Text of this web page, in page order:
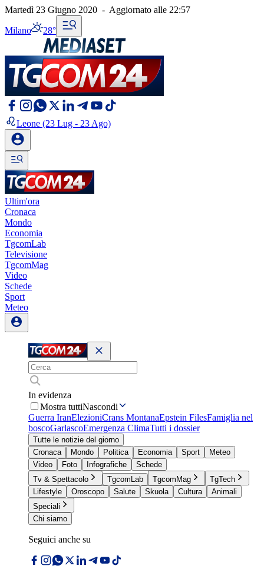
Martedì 23 Giugno 2020 - Aggiornato alle 22:57
Milano 28°
Leone (23 Lug - 23 Ago)
Ultim'ora
Cronaca
Mondo
Economia
TgcomLab
Televisione
TgcomMag
Video
Schede
Sport
Meteo
In evidenza
Mostra tuttiNascondi
Guerra IranElezioniCrans MontanaEpstein FilesFamiglia nel
boscoGarlascoEmergenza ClimaTutti i dossier
Tutte le notizie del giorno
Cronaca
Mondo Politica Economia Sport
Meteo
Video
Foto Infografiche
Schede
Tv & Spettacolo
TgcomLab TgcomMag
TgTech
Lifestyle
Oroscopo Salute Skuola Cultura
Animali
Speciali
Chi siamo
Seguici anche su